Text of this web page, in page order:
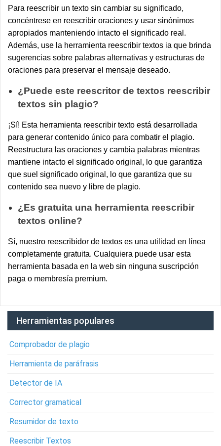
Para reescribir un texto sin cambiar su significado,
concéntrese en reescribir oraciones y usar sinónimos
apropiados manteniendo intacto el significado real.
Además, use la herramienta reescribir textos ia que brinda
sugerencias sobre palabras alternativas y estructuras de
oraciones para preservar el mensaje deseado.
¿Puede este reescritor de textos reescribir
textos sin plagio?
¡Sí! Esta herramienta reescribir texto está desarrollada
para generar contenido único para combatir el plagio.
Reestructura las oraciones y cambia palabras mientras
mantiene intacto el significado original, lo que garantiza
que suel significado original, lo que garantiza que su
contenido sea nuevo y libre de plagio.
¿Es gratuita una herramienta reescribir
textos online?
Sí, nuestro reescribidor de textos es una utilidad en línea
completamente gratuita. Cualquiera puede usar esta
herramienta basada en la web sin ninguna suscripción
paga o membresía premium.
Herramientas populares
Comprobador de plagio
Herramienta de paráfrasis
Detector de IA
Corrector gramatical
Resumidor de texto
Reescribir Textos